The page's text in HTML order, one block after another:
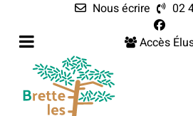
Nous écrire
02
Accès